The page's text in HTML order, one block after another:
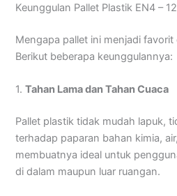
Keunggulan Pallet Plastik EN4 –
Mengapa pallet ini menjadi
Berikut beberapa keunggulannya:
1.Tahan Lama dan Tahan Cuaca
Pallet plastik tidak mudah lapuk,
terhadap paparan bahan kimia,
membuatnya ideal untuk
di dalam maupun luar ruangan.